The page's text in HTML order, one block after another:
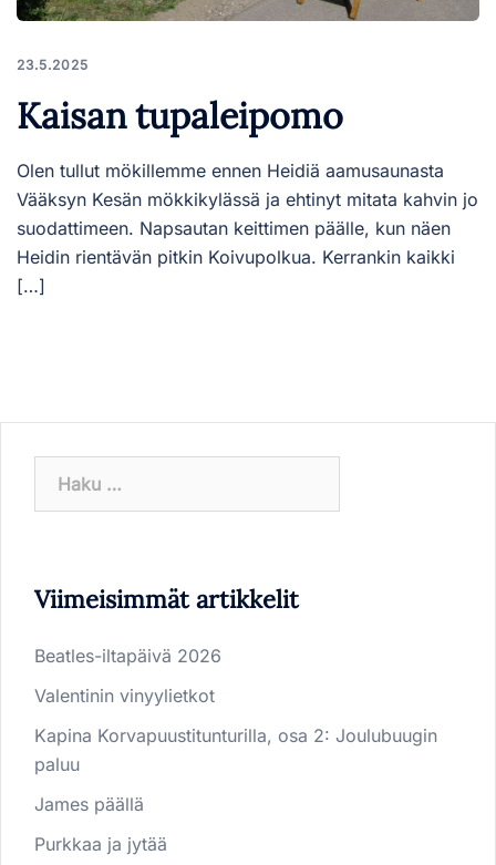
23.5.2025
Kaisan tupaleipomo
Olen tullut mökillemme ennen Heidiä aamusaunasta
Vääksyn Kesän mökkikylässä ja ehtinyt mitata kahvin jo
suodattimeen. Napsautan keittimen päälle, kun näen
Heidin rientävän pitkin Koivupolkua. Kerrankin kaikki
[…]
Viimeisimmät artikkelit
Beatles-iltapäivä 2026
Valentinin vinyylietkot
Kapina Korvapuustitunturilla, osa 2: Joulubuugin
paluu
James päällä
Purkkaa ja jytää